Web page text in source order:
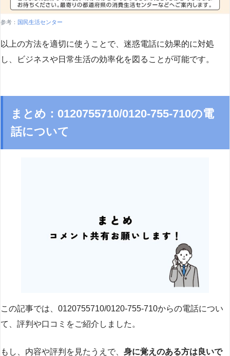
参考： 国民生活センター
以上の方法を適切に使うことで、迷惑電話に効果的に対処
し、ビジネスや日常生活の効率化を図ることが可能です。
まとめ：0120755710/0120-755-710の電
話について
この記事では、0120755710/0120-755-710からの電話につい
て、評判や口コミをご紹介しました。
もし、内容や評判を見たうえで、 身に覚えのある方は良いで